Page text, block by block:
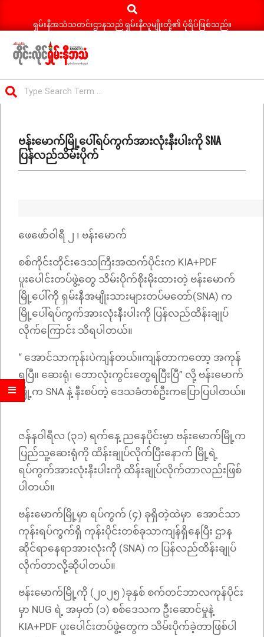
Search
ရှမ်းနီအသံသတင်းဌာနသည် ရှမ်းနီလူမျိုးတို့၏ ပုံရိပ်ဖြစ်သည်။
ရှမ်း
နီ
သတင်း
Menuဗန်းမောက်မြို့ပေါ်ရပ်ကွက်အားလုံးနီးပါးကို SNA
ပြန်လည်သိမ်းပိုက်
ဖေဖော်ဝါရီ ၂ ၊ ဗန်းမောက်
စစ်ကိုင်းတိုင်းဒေသကြီးအထက်ပိုင်းက KIA+PDF
ပူးပေါင်းတပ်ဖွဲ့တွေ သိမ်းပိုက်စိုးမိုးထားတဲ့ ဗန်းမောက်
မြို့ပေါ်ကို ရှမ်းနီအမျိုးသားများတပ်မတော်(SNA) က
မြို့ပေါ်ရပ်ကွက်အားလုံးနီးပါးကို ပြန်လည်ထိန်းချုပ်
လိုက်ကြောင်း သိရပါတယ်။
“ အောင်သာကုန်းပဲကျန်တယ်။ကျန်တာကတော့ အကုန်
ရပြီ။ ဆေးရုံ၊ ဘောလုံးကွင်းတွေရပြီးပြီ” လို့ ဗန်းမောက်
မြို့က SNA နဲ့ နီးစပ်တဲ့ ဒေသခံတစ်ဦးကပြောပြပါတယ်။
ဇန်နဝါရီလ (၃၁) ရက်နေ့ ညနေပိုင်းမှာ ဗန်းမောက်မြို့က
ပြည်သူ့ဆေးရုံကို ထိန်းချုပ်လိုက်ပြီးနောက် မြို့ရဲ့
ရပ်ကွက်အားလုံးနီးပါးကို ထိန်းချုပ်လိုက်တာလည်းဖြစ်
ပါတယ်။
ဗန်းမောက်မြို့မှာ ရပ်ကွက် (၄) ခုရှိတဲ့ထဲမှာ အောင်သာ
ကုန်းရပ်ကွက်ရှိ ကုန်းပိုင်းတစ်ခုသာကျန်ရှိနေပြီး ဌာန
ဆိုင်ရာနေရာအားလုံးကို (SNA) က ပြန်လည်ထိန်းချုပ်
လိုက်တာလို့ဆိုပါတယ်။
ဗန်းမောက်မြို့ကို (၂၀၂၅ )ခုနှစ် စက်တင်ဘာလကုန်ပိုင်း
မှာ NUG ရဲ့ အမှတ် (၁) စစ်ဒေသက ဦးဆောင်မှုနဲ့
KIA+PDF ပူးပေါင်းတပ်ဖွဲ့တွေက သိမ်းပိုက်ခဲ့တာဖြစ်ပါ